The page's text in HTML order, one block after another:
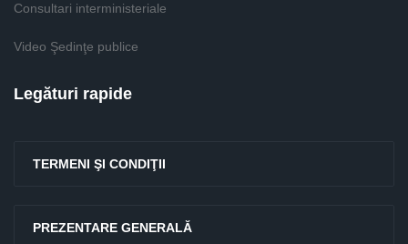
Consultari interministeriale
Video Şedinţe publice
Legături rapide
TERMENI ŞI CONDIŢII
PREZENTARE GENERALĂ